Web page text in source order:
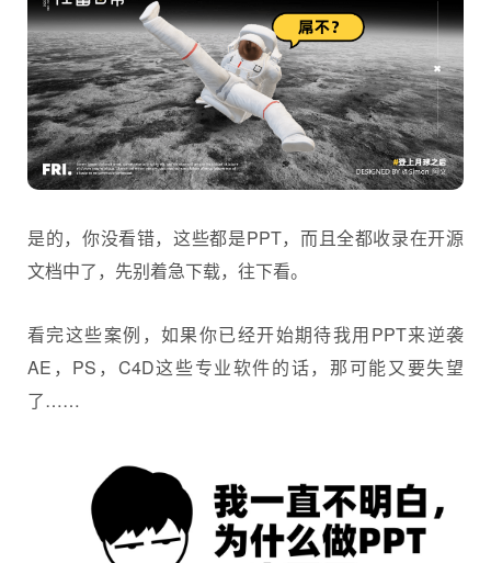
是的，你没看错，这些都是PPT，而且全都收录在开源
文档中了，先别着急下载，往下看。
看完这些案例，如果你已经开始期待我用PPT来逆袭
AE，PS，C4D这些专业软件的话，那可能又要失望
了……